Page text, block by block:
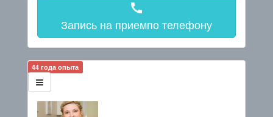
call
Запись на приемпо телефону
44 года опыта